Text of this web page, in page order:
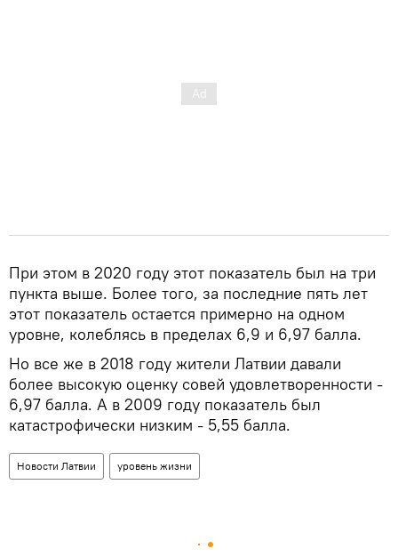
При этом в 2020 году этот показатель был на три
пункта выше. Более того, за последние пять лет
этот показатель остается примерно на одном
уровне, колеблясь в пределах 6,9 и 6,97 балла.
Но все же в 2018 году жители Латвии давали
более высокую оценку совей удовлетворенности -
6,97 балла. А в 2009 году показатель был
катастрофически низким - 5,55 балла.
Новости Латвии уровень жизни